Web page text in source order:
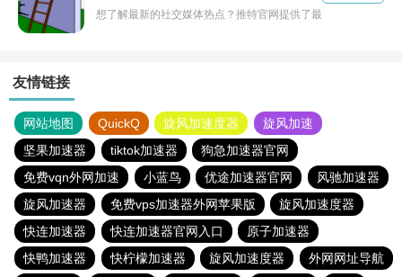
想了解最新的社交媒体热点？推特官网提供了最新鲜的信息和
友情链接
网站地图 QuickQ 旋风加速度器
旋风加速
坚果加速器
tiktok加速器
狗急加速器官网
免费vqn外网加速
小蓝鸟 优途加速器官网
风驰加速器
旋风加速器
免费vps加速器外网苹果版
旋风加速度器
快连加速器
快连加速器官网入口
原子加速器
快鸭加速器
快柠檬加速器 旋风加速度器 外网网址导航